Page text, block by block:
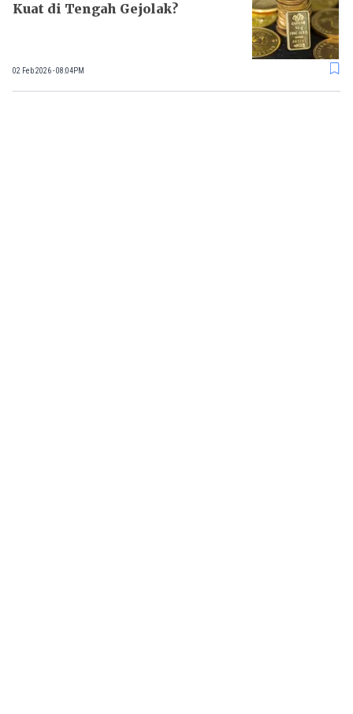
Kuat di Tengah Gejolak?
02 Feb 2026 - 08:04PM